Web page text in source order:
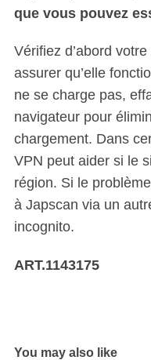
que vous pouvez
Vérifiez d’abord
assurer qu’elle
ne se charge pas,
navigateur pour
chargement. Dans
VPN peut aider si le
région. Si le
à Japscan via un
incognito.
ART.1143175
You may also like